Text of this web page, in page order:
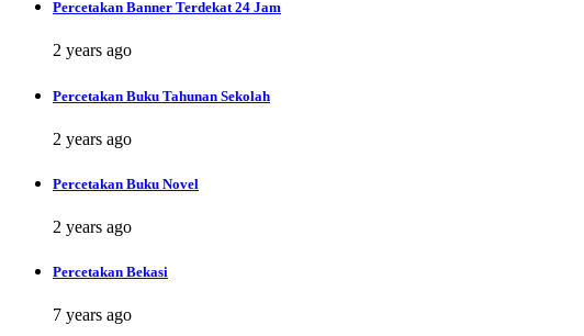
Percetakan Banner Terdekat 24 Jam
2 years ago
Percetakan Buku Tahunan Sekolah
2 years ago
Percetakan Buku Novel
2 years ago
Percetakan Bekasi
7 years ago